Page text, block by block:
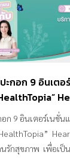
ะกอก 9 อินเต
อก 9 อินเตอร์เนชั่
รักสุขภาพ เพื่อเป็